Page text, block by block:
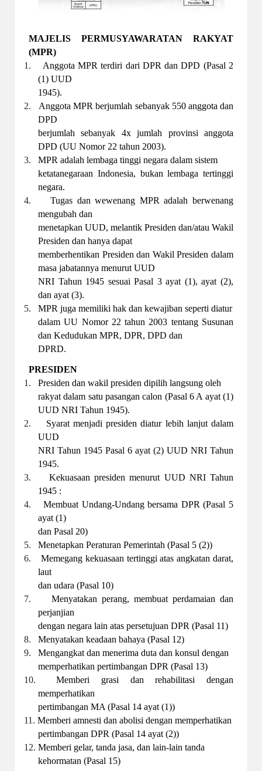
MAJELIS PERMUSYAWARATAN RAKYAT
(MPR)
1.
Anggota MPR terdiri dari DPR dan DPD (Pasal 2
(1) UUD
1945).
2.
Anggota MPR berjumlah sebanyak 550 anggota dan
DPD
berjumlah sebanyak 4x jumlah provinsi anggota
DPD (UU Nomor 22 tahun 2003).
3.
MPR adalah lembaga tinggi negara dalam sistem
ketatanegaraan Indonesia, bukan lembaga tertinggi
negara.
4.
Tugas dan wewenang MPR adalah berwenang
mengubah dan
menetapkan UUD, melantik Presiden dan/atau Wakil
Presiden dan hanya dapat
memberhentikan Presiden dan Wakil Presiden dalam
masa jabatannya menurut UUD
NRI Tahun 1945 sesuai Pasal 3 ayat (1), ayat (2),
dan ayat (3).
5.
MPR juga memiliki hak dan kewajiban seperti diatur
dalam UU Nomor 22 tahun 2003 tentang Susunan
dan Kedudukan MPR, DPR, DPD dan
DPRD.
PRESIDEN
1.
Presiden dan wakil presiden dipilih langsung oleh
rakyat dalam satu pasangan calon (Pasal 6 A ayat (1)
UUD NRI Tahun 1945).
2.
Syarat menjadi presiden diatur lebih lanjut dalam
UUD
NRI Tahun 1945 Pasal 6 ayat (2) UUD NRI Tahun
1945.
3.
Kekuasaan presiden menurut UUD NRI Tahun
1945 :
4.
Membuat Undang-Undang bersama DPR (Pasal 5
ayat (1)
dan Pasal 20)
5.
Menetapkan Peraturan Pemerintah (Pasal 5 (2))
6.
Memegang kekuasaan tertinggi atas angkatan darat,
laut
dan udara (Pasal 10)
7.
Menyatakan perang, membuat perdamaian dan
perjanjian
dengan negara lain atas persetujuan DPR (Pasal 11)
8.
Menyatakan keadaan bahaya (Pasal 12)
9.
Mengangkat dan menerima duta dan konsul dengan
memperhatikan pertimbangan DPR (Pasal 13)
10.
Memberi grasi dan rehabilitasi dengan
memperhatikan
pertimbangan MA (Pasal 14 ayat (1))
11. Memberi amnesti dan abolisi dengan memperhatikan
pertimbangan DPR (Pasal 14 ayat (2))
12. Memberi gelar, tanda jasa, dan lain-lain tanda
kehormatan (Pasal 15)